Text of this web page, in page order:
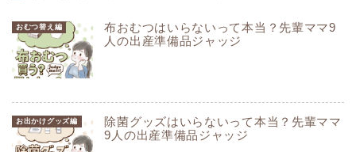
おむつ替え編
布おむつはいらないって本当？先輩ママ9
人の出産準備品ジャッジ
お出かけグッズ編
除菌グッズはいらないって本当？先輩ママ
9人の出産準備品ジャッジ